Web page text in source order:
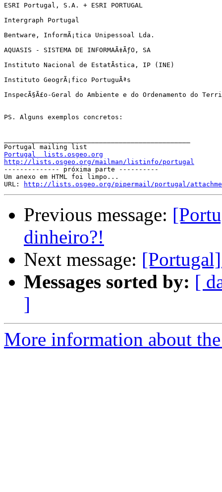
ESRI Portugal, S.A. + ESRI PORTUGAL
Intergraph Portugal
Bentware, InformÃ¡tica Unipessoal Lda.
AQUASIS - SISTEMA DE INFORMAÃ‡ÃƒO, SA
Instituto Nacional de EstatÃ­stica, IP (INE)
Instituto GeogrÃ¡fico PortuguÃªs
InspecÃ§Ã£o-Geral do Ambiente e do Ordenamento do
PS. Alguns exemplos concretos:
Portugal  lists.osgeo.org
http://lists.osgeo.org/mailman/listinfo/portugal
-------------- próxima parte ----------
Um anexo em HTML foi limpo...
URL:
http://lists.osgeo.org/pipermail/portugal/
Previous message:
dinheiro?!
Next message:
Messages sorted by: [
]
More information about